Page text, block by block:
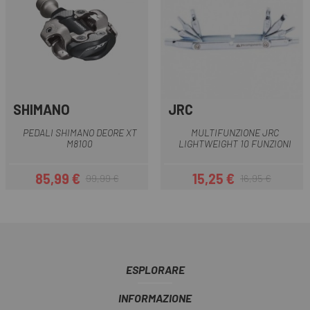
SHIMANO
PEDALI SHIMANO DEORE XT
M8100
Prezzo
85,99 €Prezzo base
99,99 €
JRC
MULTIFUNZIONE JRC
LIGHTWEIGHT 10 FUNZIONI
Prezzo
15,25 €Prezzo base
16,95 €
ESPLORARE
INFORMAZIONE